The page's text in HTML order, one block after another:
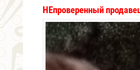
НЕпроверенный